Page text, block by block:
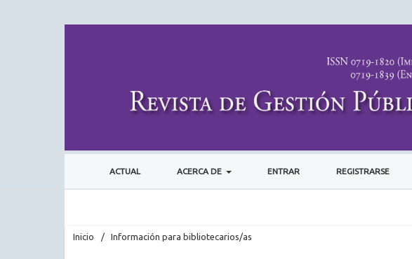
ACTUAL ACERCA DE ENTRAR REGISTRARSE
Inicio / Información para bibliotecarios/as